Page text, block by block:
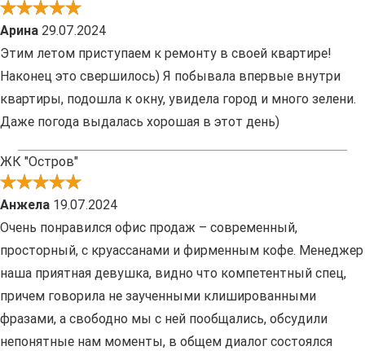
Арина 29.07.2024
Этим летом приступаем к ремонту в своей квартире!
Наконец это свершилось) Я побывала впервые внутри
квартиры, подошла к окну, увидела город и много зелени.
Даже погода выдалась хорошая в этот день)
ЖК "Остров"
Анжела 19.07.2024
Очень понравился офис продаж – современный,
просторный, с круассанами и фирменным кофе. Менеджер
наша приятная девушка, видно что компетентный спец,
причем говорила не заученными клишированными
фразами, а свободно мы с ней пообщались, обсудили
непонятные нам моменты, в общем диалог состоялся